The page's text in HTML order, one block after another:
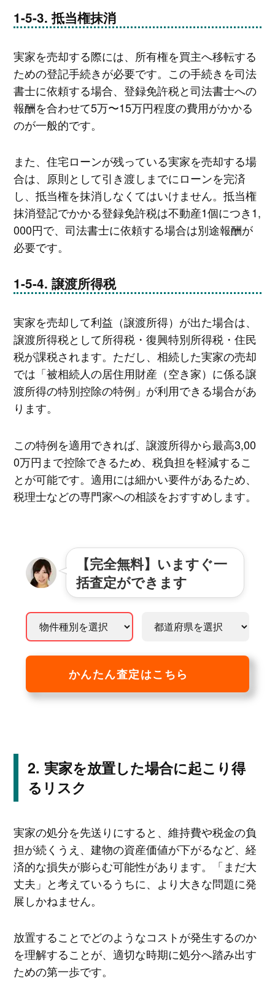
抵当権抹消
実家を売却する際には、所有権を買主へ移転する
ための登記手続きが必要です。この手続きを司法
書士に依頼する場合、登録免許税と司法書士への
報酬を合わせて5万〜15万円程度の費用がかかる
のが一般的です。
また、住宅ローンが残っている実家を売却する場
合は、原則として引き渡しまでにローンを完済
し、抵当権を抹消しなくてはいけません。抵当権
抹消登記でかかる登録免許税は不動産1個につき1,
000円で、司法書士に依頼する場合は別途報酬が
必要です。
譲渡所得税
実家を売却して利益（譲渡所得）が出た場合は、
譲渡所得税として所得税・復興特別所得税・住民
税が課税されます。ただし、相続した実家の売却
では「被相続人の居住用財産（空き家）に係る譲
渡所得の特別控除の特例」が利用できる場合があ
ります。
この特例を適用できれば、譲渡所得から最高3,00
0万円まで控除できるため、税負担を軽減するこ
とが可能です。適用には細かい要件があるため、
税理士などの専門家への相談をおすすめします。
【完全無料】いますぐ一
括査定ができます
かんたん査定はこちら
実家を放置した場合に起こり得
るリスク
実家の処分を先送りにすると、維持費や税金の負
担が続くうえ、建物の資産価値が下がるなど、経
済的な損失が膨らむ可能性があります。「まだ大
丈夫」と考えているうちに、より大きな問題に発
展しかねません。
放置することでどのようなコストが発生するのか
を理解することが、適切な時期に処分へ踏み出す
ための第一歩です。